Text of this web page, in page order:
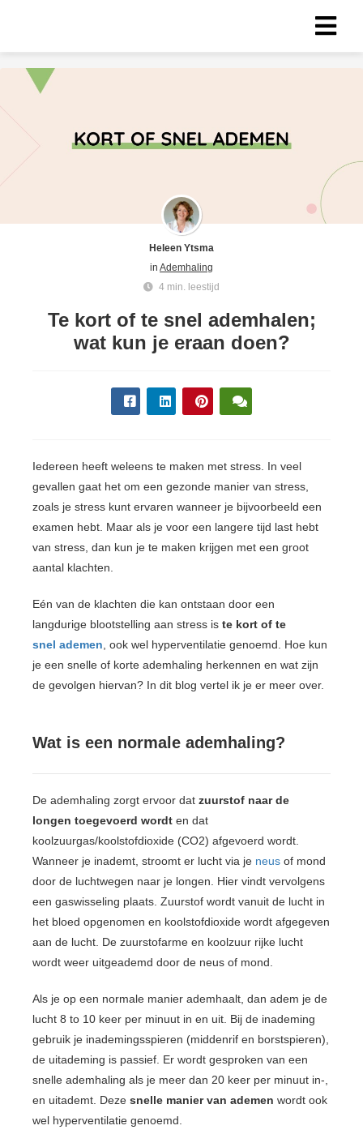
Heleen Ytsma
in Ademhaling
4 min. leestijd
Te kort of te snel ademhalen;
wat kun je eraan doen?
Iedereen heeft weleens te maken met stress. In veel
gevallen gaat het om een gezonde manier van stress,
zoals je stress kunt ervaren wanneer je bijvoorbeeld een
examen hebt. Maar als je voor een langere tijd last hebt
van stress, dan kun je te maken krijgen met een groot
aantal klachten.
Eén van de klachten die kan ontstaan door een
langdurige blootstelling aan stress is te kort of te
snel ademen, ook wel hyperventilatie genoemd. Hoe kun
je een snelle of korte ademhaling herkennen en wat zijn
de gevolgen hiervan? In dit blog vertel ik je er meer over.
Wat is een normale ademhaling?
De ademhaling zorgt ervoor dat zuurstof naar de
longen toegevoerd wordt en dat
koolzuurgas/koolstofdioxide (CO2) afgevoerd wordt.
Wanneer je inademt, stroomt er lucht via je neus of mond
door de luchtwegen naar je longen. Hier vindt vervolgens
een gaswisseling plaats. Zuurstof wordt vanuit de lucht in
het bloed opgenomen en koolstofdioxide wordt afgegeven
aan de lucht. De zuurstofarme en koolzuur rijke lucht
wordt weer uitgeademd door de neus of mond.
Als je op een normale manier ademhaalt, dan adem je de
lucht 8 to 10 keer per minuut in en uit. Bij de inademing
gebruik je inademingsspieren (middenrif en borstspieren),
de uitademing is passief. Er wordt gesproken van een
snelle ademhaling als je meer dan 20 keer per minuut in-,
en uitademt. Deze snelle manier van ademen wordt ook
wel hyperventilatie genoemd.
gebruikt
worden
over
op
van